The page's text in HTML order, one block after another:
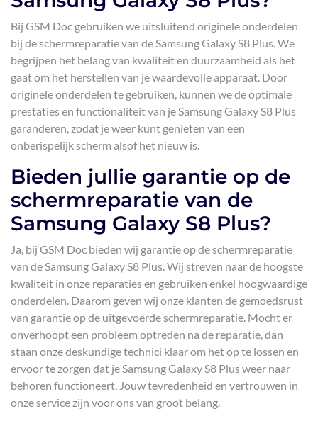
Bij GSM Doc gebruiken we uitsluitend originele onderdelen
bij de schermreparatie van de Samsung Galaxy S8 Plus. We
begrijpen het belang van kwaliteit en duurzaamheid als het
gaat om het herstellen van je waardevolle apparaat. Door
originele onderdelen te gebruiken, kunnen we de optimale
prestaties en functionaliteit van je Samsung Galaxy S8 Plus
garanderen, zodat je weer kunt genieten van een
onberispelijk scherm alsof het nieuw is.
Bieden jullie garantie op de
schermreparatie van de
Samsung Galaxy S8 Plus?
Ja, bij GSM Doc bieden wij garantie op de schermreparatie
van de Samsung Galaxy S8 Plus. Wij streven naar de hoogste
kwaliteit in onze reparaties en gebruiken enkel hoogwaardige
onderdelen. Daarom geven wij onze klanten de gemoedsrust
van garantie op de uitgevoerde schermreparatie. Mocht er
onverhoopt een probleem optreden na de reparatie, dan
staan onze deskundige technici klaar om het op te lossen en
ervoor te zorgen dat je Samsung Galaxy S8 Plus weer naar
behoren functioneert. Jouw tevredenheid en vertrouwen in
onze service zijn voor ons van groot belang.